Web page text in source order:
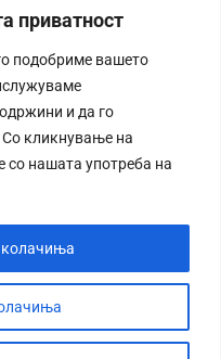
приватност
подобриме вашето
и да го
кликнување на
со нашата употреба на
колачиња